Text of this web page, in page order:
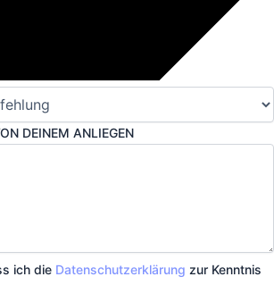
DEINEM ANLIEGEN
ich die Datenschutzerklärung zur Kenntnis